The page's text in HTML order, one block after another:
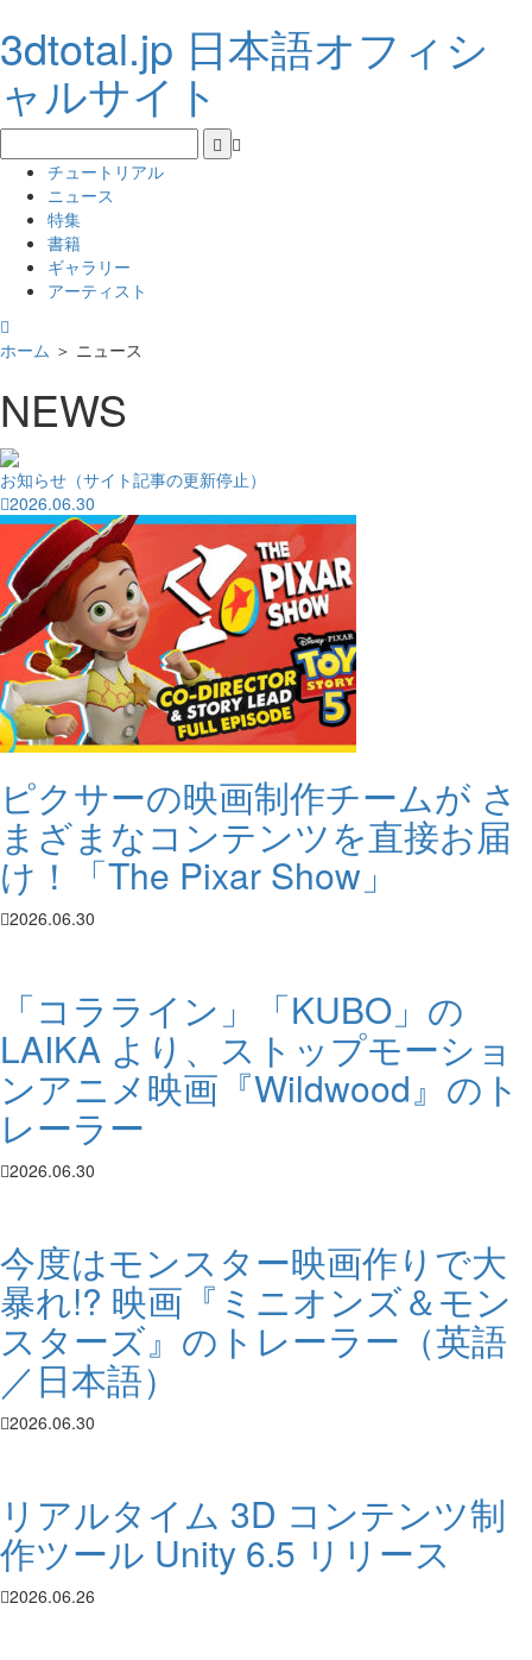
3dtotal.jp 日本語オフィシ
ャルサイト
チュートリアル
ニュース
特集
書籍
ギャラリー
アーティスト
ホーム ＞ ニュース
NEWS
お知らせ（サイト記事の更新停止）
2026.06.30
ピクサーの映画制作チームが さ
まざまなコンテンツを直接お届
け！「The Pixar Show」
2026.06.30
「コラライン」「KUBO」の
LAIKA より、ストップモーショ
ンアニメ映画『Wildwood』のト
レーラー
2026.06.30
今度はモンスター映画作りで大
暴れ!? 映画『ミニオンズ＆モン
スターズ』のトレーラー（英語
／日本語）
2026.06.30
リアルタイム 3D コンテンツ制
作ツール Unity 6.5 リリース
2026.06.26